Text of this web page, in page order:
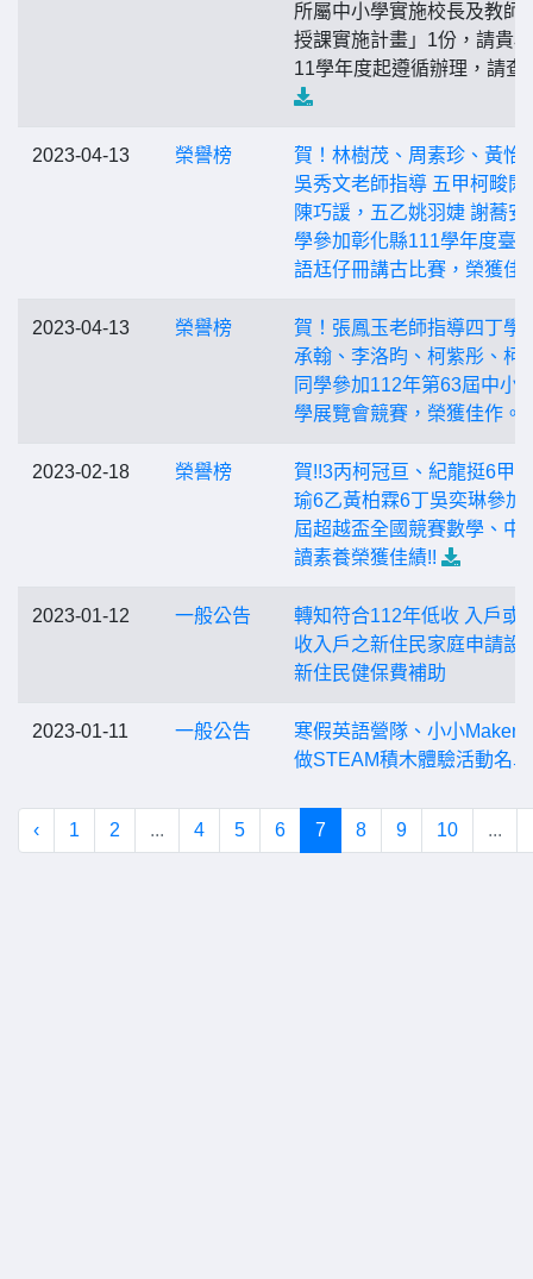
所屬中小學實施校長及教師
授課實施計畫」1份，請貴
11學年度起遵循辦理，請查
2023-04-13 榮譽榜
賀！林樹茂、周素珍、黃怡
吳秀文老師指導 五甲柯畯閎
陳巧諼，五乙姚羽婕 謝蕎安
學參加彰化縣111學年度臺
語尪仔冊講古比賽，榮獲佳
2023-04-13 榮譽榜
賀！張鳳玉老師指導四丁學
承翰、李洛昀、柯紫彤、柯
同學參加112年第63屆中小
學展覽會競賽，榮獲佳作。
2023-02-18 榮譽榜
賀!!3丙柯冠亘、紀龍挺6甲
瑜6乙黃柏霖6丁吳奕琳參加
屆超越盃全國競賽數學、中
讀素養榮獲佳績!!
2023-01-12 一般公告
轉知符合112年低收 入戶或
收入戶之新住民家庭申請設
新住民健保費補助
2023-01-11 一般公告
寒假英語營隊、小小Maker
做STEAM積木體驗活動名單
‹ 1 2 ... 4 5 6 7 8 9 10 ...